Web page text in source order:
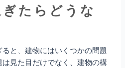
たらどうな
と、建物にはいくつかの問題
見た目だけでなく、建物の構